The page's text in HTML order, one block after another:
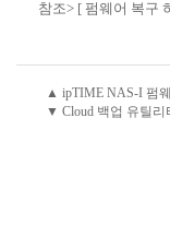
참조> [ 펌웨어 복구
▲ ipTIME NAS-I 펌
▼ Cloud 백업 유틸리